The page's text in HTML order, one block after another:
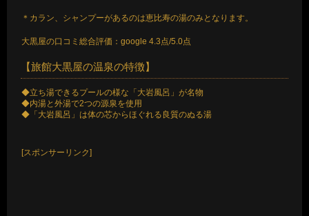
＊カラン、シャンプーがあるのは恵比寿の湯のみとなります。
大黒屋の口コミ総合評価：google 4.3点/5.0点
【旅館大黒屋の温泉の特徴】
◆立ち湯できるプールの様な「大岩風呂」が名物
◆内湯と外湯で2つの源泉を使用
◆「大岩風呂」は体の芯からほぐれる良質のぬる湯
[スポンサーリンク]